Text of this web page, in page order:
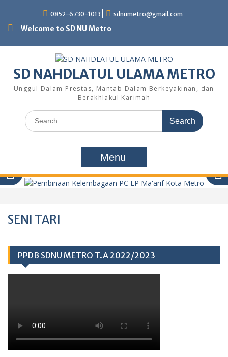
content
0852-6730-1013 sdnumetro@gmail.com
Welcome to SD NU Metro
SD NAHDLATUL ULAMA METRO
Unggul Dalam Prestas, Mantab Dalam Berkeyakinan, dan
Berakhlakul Karimah
Search
for:
Menu
SENI TARI
PPDB SDNU METRO T.A 2022/2023